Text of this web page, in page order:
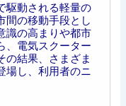
駆動される軽量の
間の移動手段とし
識の高まりや都市
、電気スクーター
の結果、さまざま
場し、利用者のニ